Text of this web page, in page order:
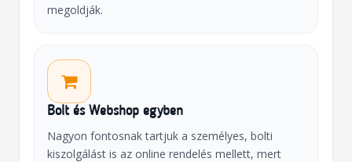
megoldják.
Bolt és Webshop egyben
Nagyon fontosnak tartjuk a személyes, bolti
kiszolgálást is az online rendelés mellett, mert